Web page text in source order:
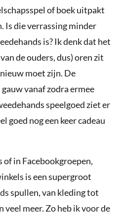
of boek uitpakt
Is die verrassing minder
is? Ik denk dat het
de ouders, dus) oren zit
moet zijn. De
vanaf zodra ermee
speelgoed ziet er
goed nog een keer cadeau
in Facebookgroepen,
is een supergroot
spullen, van kleding tot
veel meer. Zo heb ik voor de